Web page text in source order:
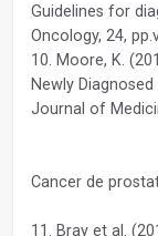
Guidelines for
Oncology, 24,
10. Moore, K.
Newly
Journal of
Cancer de
11. Bray et al.